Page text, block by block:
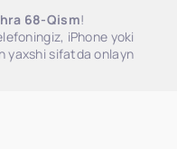
68-Qism!
iPhone yoki
yaxshi sifatda onlayn